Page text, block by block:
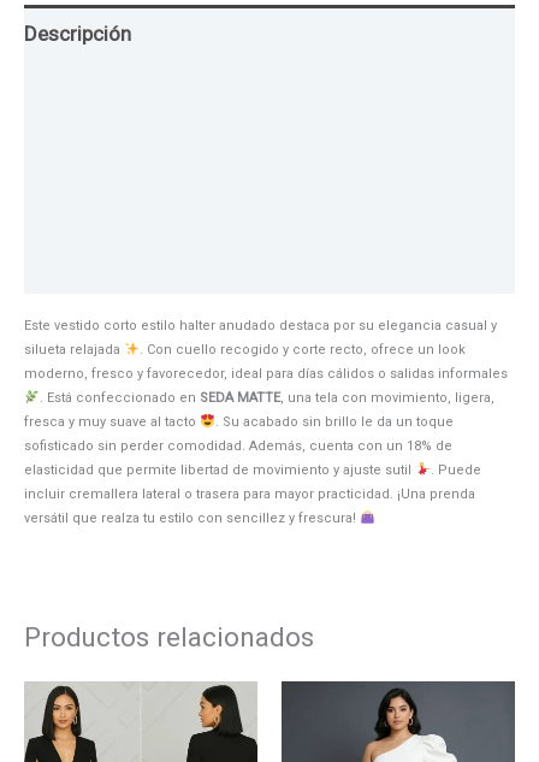
Descripción
Este vestido corto estilo halter anudado destaca por su elegancia casual y
silueta relajada
. Con cuello recogido y corte recto, ofrece un look
moderno, fresco y favorecedor, ideal para días cálidos o salidas informales
. Está confeccionado en SEDA MATTE, una tela con movimiento, ligera,
fresca y muy suave al tacto
. Su acabado sin brillo le da un toque
sofisticado sin perder comodidad. Además, cuenta con un 18% de
elasticidad que permite libertad de movimiento y ajuste sutil
. Puede
incluir cremallera lateral o trasera para mayor practicidad. ¡Una prenda
versátil que realza tu estilo con sencillez y frescura!
Productos relacionados